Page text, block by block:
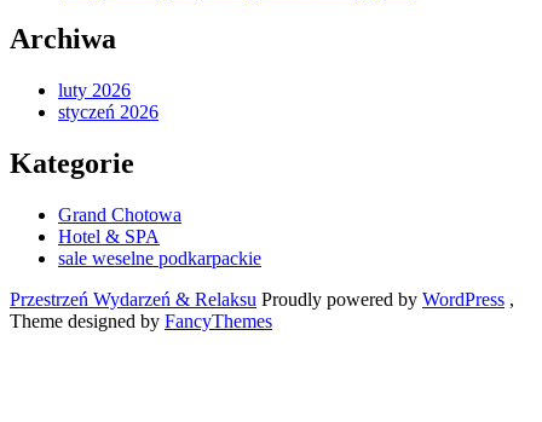
Archiwa
luty 2026
styczeń 2026
Kategorie
Grand Chotowa
Hotel & SPA
sale weselne podkarpackie
Przestrzeń Wydarzeń & Relaksu Proudly powered by WordPress ,
Theme designed by FancyThemes